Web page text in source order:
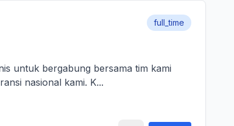
full_time
untuk bergabung bersama tim kami
sebagai Medical Advisor (Senior Officer) untuk memperkuat layanan asuransi nasional kami. K...